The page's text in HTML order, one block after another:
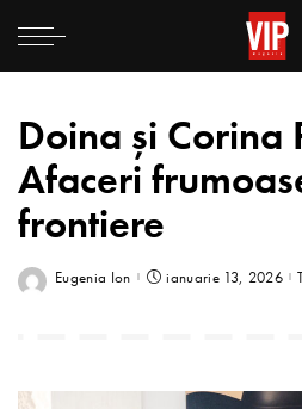
Doina și Corina
Afaceri
frontiere
Eugenia Ion ianuarie 13, 2026